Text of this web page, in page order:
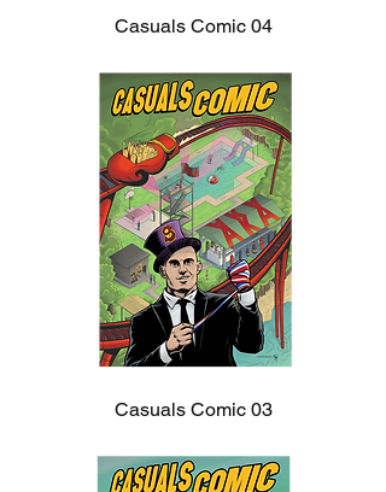
Casuals Comic 04
Casuals Comic 03